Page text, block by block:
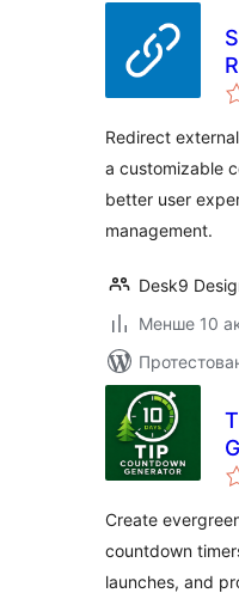
Redirect
a customizable
better user
management.
Desk9
Менше 10
Create
countdown
launches, and